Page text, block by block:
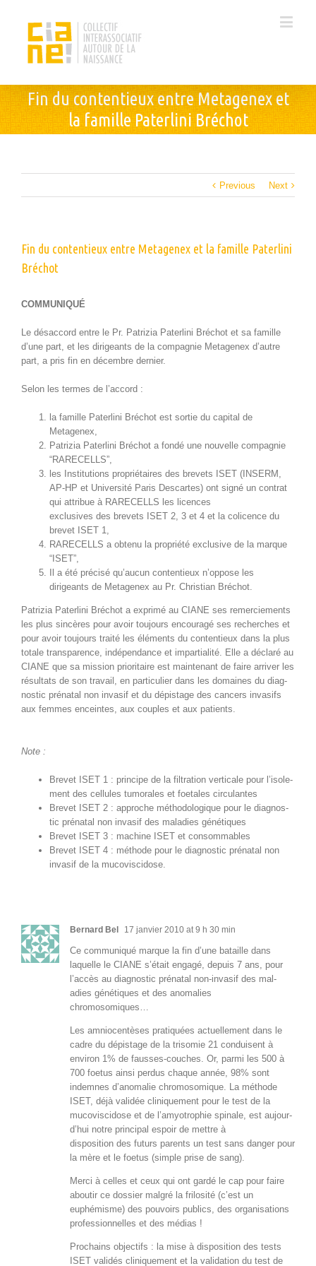
Fin du contentieux entre Metagenex et
la famille Paterlini Bréchot
Previous Next
Fin du contentieux entre Metagenex et la famille Paterlini
Bréchot
COMMUNIQUÉ
Le désac­cord entre le Pr. Patrizia Pater­li­ni Bré­chot et sa famille
d’une part, et les dirigeants de la com­pag­nie Meta­genex d’autre
part, a pris fin en décem­bre dernier.
Selon les ter­mes de l’accord :
la famille Pater­li­ni Bré­chot est sor­tie du cap­i­tal de
Metagenex,
Patrizia Pater­li­ni Bré­chot a fondé une nou­velle com­pag­nie
“RARECELLS”,
les Insti­tu­tions pro­prié­taires des brevets ISET (INSERM,
AP-HP et Uni­ver­sité Paris Descartes) ont signé un con­trat
qui attribue à RARECELLS les licences
exclu­sives des brevets ISET 2, 3 et 4 et la col­i­cence du
brevet ISET 1,
RARECELLS a obtenu la pro­priété exclu­sive de la mar­que
“ISET”,
Il a été pré­cisé qu’au­cun con­tentieux n’op­pose les
dirigeants de Meta­genex au Pr. Chris­t­ian Bréchot.
Patrizia Pater­li­ni Bré­chot a exprimé au CIANE ses remer­ciements
les plus sincères pour avoir tou­jours encour­agé ses recherch­es et
pour avoir tou­jours traité les élé­ments du con­tentieux dans la plus
totale trans­parence, indépen­dance et impar­tial­ité. Elle a déclaré au
CIANE que sa mis­sion pri­or­i­taire est main­tenant de faire arriv­er les
résul­tats de son tra­vail, en par­ti­c­uli­er dans les domaines du diag­
nos­tic pré­na­tal non invasif et du dépistage des can­cers invasifs
aux femmes enceintes, aux cou­ples et aux patients.
Note :
Brevet ISET 1 : principe de la fil­tra­tion ver­ti­cale pour l’isole­
ment des cel­lules tumorales et foetales circulantes
Brevet ISET 2 : approche méthodologique pour le diag­nos­
tic pré­na­tal non invasif des mal­adies génétiques
Brevet ISET 3 : machine ISET et consommables
Brevet ISET 4 : méth­ode pour le diag­nos­tic pré­na­tal non
invasif de la mucoviscidose.
Bernard Bel 17 janvier 2010 at 9 h 30 min
Ce com­mu­niqué mar­que la fin d’une bataille dans
laque­lle le CIANE s’é­tait engagé, depuis 7 ans, pour
l’ac­cès au diag­nos­tic pré­na­tal non-invasif des mal­
adies géné­tiques et des anomalies
chromosomiques…
Les amnio­cen­tès­es pra­tiquées actuelle­ment dans le
cadre du dépistage de la tri­somie 21 con­duisent à
env­i­ron 1% de fauss­es-couch­es. Or, par­mi les 500 à
700 foe­tus ain­si per­dus chaque année, 98% sont
indemnes d’anomalie chro­mo­somique. La méth­ode
ISET, déjà validée clin­ique­ment pour le test de la
muco­vis­ci­dose et de l’amy­otro­phie spinale, est aujour­
d’hui notre prin­ci­pal espoir de met­tre à
dis­po­si­tion des futurs par­ents un test sans dan­ger pour
la mère et le foe­tus (sim­ple prise de sang).
Mer­ci à celles et ceux qui ont gardé le cap pour faire
aboutir ce dossier mal­gré la frilosité (c’est un
euphémisme) des pou­voirs publics, des organ­i­sa­tions
pro­fes­sion­nelles et des médias !
Prochains objec­tifs : la mise à dis­po­si­tion des tests
ISET validés clin­ique­ment et la val­i­da­tion du test de